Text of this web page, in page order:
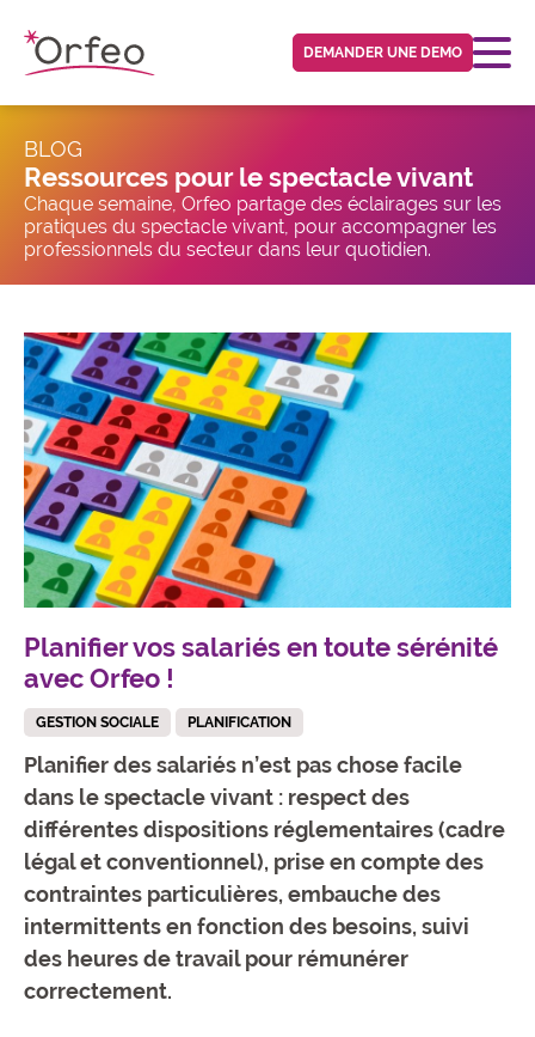
DEMANDER UNE DEMO
BLOG
Ressources pour le spectacle vivant
Chaque semaine, Orfeo partage des éclairages sur les
pratiques du spectacle vivant, pour accompagner les
professionnels du secteur dans leur quotidien.
Planifier vos salariés en toute sérénité
avec Orfeo !
GESTION SOCIALE PLANIFICATION
Planifier des salariés n’est pas chose facile
dans le spectacle vivant : respect des
différentes dispositions réglementaires (cadre
légal et conventionnel), prise en compte des
contraintes particulières, embauche des
intermittents en fonction des besoins, suivi
des heures de travail pour rémunérer
correctement.